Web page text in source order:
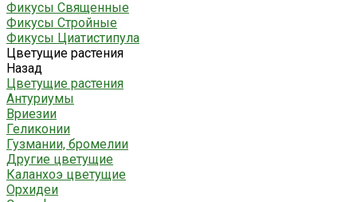
Фикусы Священные
Фикусы Стройные
Фикусы Циатистипула
Цветущие растения
Назад
Цветущие растения
Антуриумы
Вриезии
Геликонии
Гузмании, бромелии
Другие цветущие
Каланхоэ цветущие
Орхидеи